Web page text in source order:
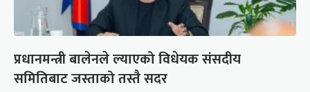
प्रधानमन्त्री बालेनले ल्याएको विधेयक संसदीय
समितिबाट जस्ताको तस्तै सदर